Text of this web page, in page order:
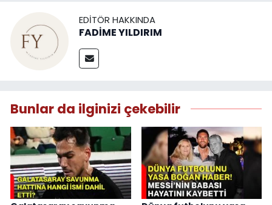
EDITÖR HAKKINDA
FADİME YILDIRIM
Bunlar da ilginizi çekebilir